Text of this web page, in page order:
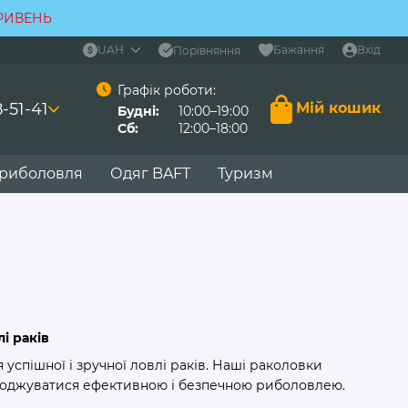
UAH Порівняння Бажання Вхід
41
Графік роботи:
Будні:
10:00–19:00
Сб:
12:00–18:00
Мій кошик
Одяг BAFT Туризм
раків
і зручної ловлі раків. Наші раколовки
ефективною і безпечною риболовлею.